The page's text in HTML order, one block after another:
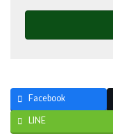
Facebook
LINE